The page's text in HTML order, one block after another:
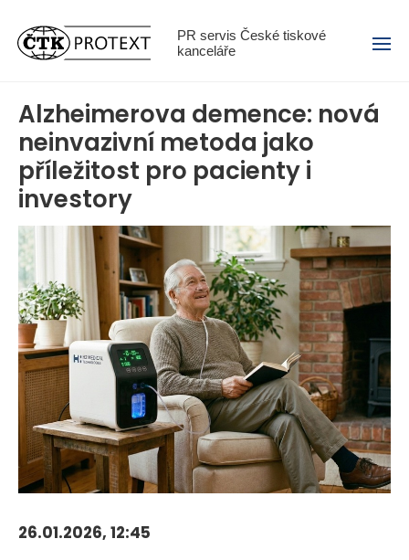
PR servis České tiskové
kanceláře
Menu
Alzheimerova demence: nová
neinvazivní metoda jako
příležitost pro pacienty i
investory
26.01.2026, 12:45